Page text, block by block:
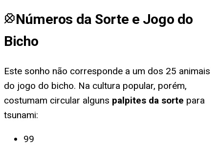
Números da Sorte e Jogo do
Bicho
Este sonho não corresponde a um dos 25 animais
do jogo do bicho. Na cultura popular, porém,
costumam circular alguns palpites da sorte para
tsunami:
99